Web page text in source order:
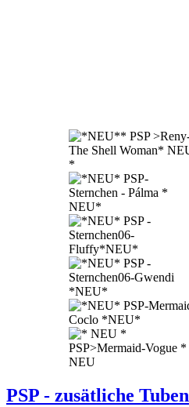
PSP - zusätliche Tuben